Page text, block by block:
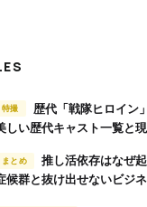
特撮
しい歴代キャスト一覧と
まとめ
推し活依存はなぜ起きる？有名人崇拝
候群と抜け出せないビジ